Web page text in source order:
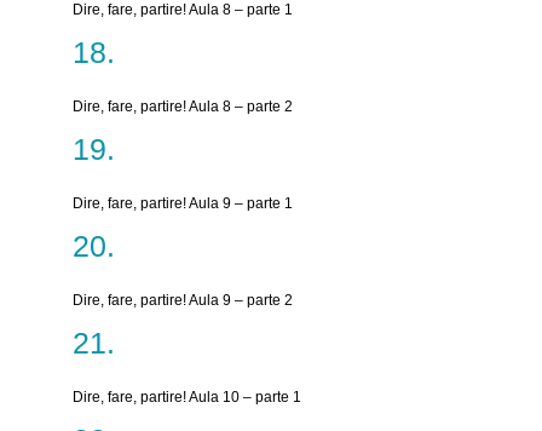
Dire, fare, partire! Aula 8 – parte 1
Dire, fare, partire! Aula 8 – parte 2
Dire, fare, partire! Aula 9 – parte 1
Dire, fare, partire! Aula 9 – parte 2
Dire, fare, partire! Aula 10 – parte 1